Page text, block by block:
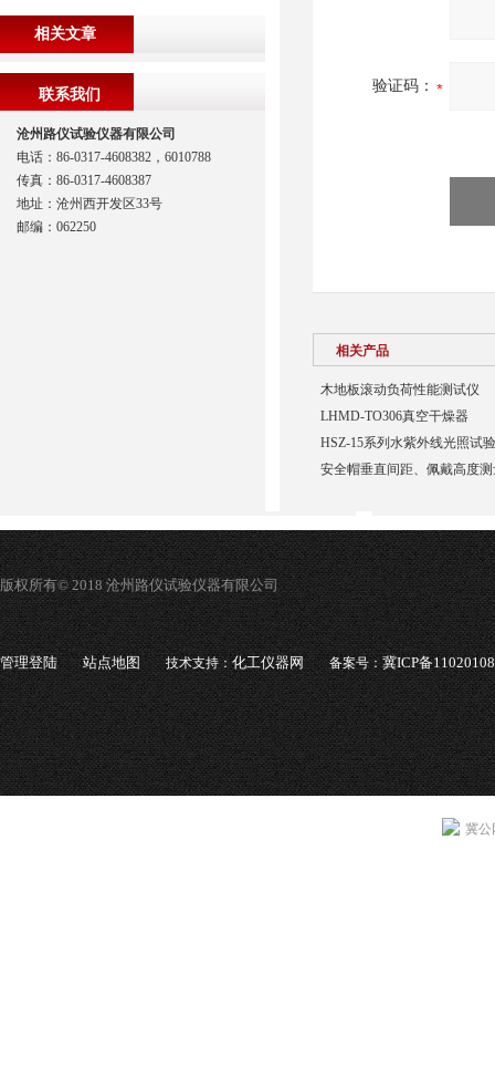
验证码：
相关产品
木地板滚动负荷性能测试仪
LHMD-TO306真空干燥器
HSZ-15系列水紫外线光照试
安全帽垂直间距、佩戴高度
相关文章
联系我们
沧州路仪试验仪器有限公司
电话：86-0317-4608382，6010788
传真：86-0317-4608387
地址：沧州西开发区33号
邮编：062250
版权所有© 2018 沧州路仪试验仪器有限公司
管理登陆 站点地图 技术支持：化工仪器网 备案号：冀ICP备
冀公